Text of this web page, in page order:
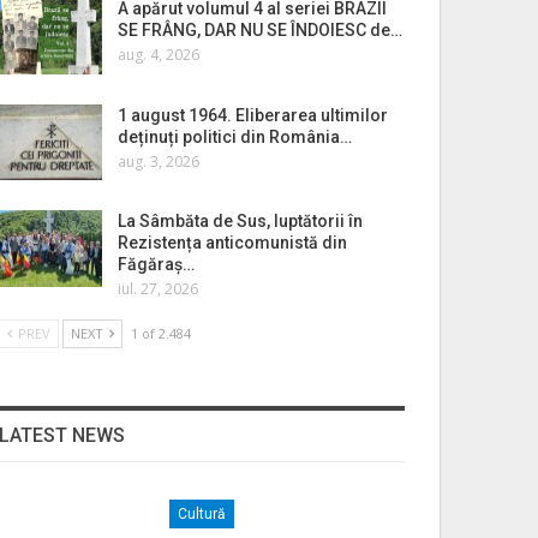
A apărut volumul 4 al seriei BRAZII
SE FRÂNG, DAR NU SE ÎNDOIESC de…
aug. 4, 2026
1 august 1964. Eliberarea ultimilor
deținuți politici din România…
aug. 3, 2026
La Sâmbăta de Sus, luptătorii în
Rezistența anticomunistă din
Făgăraș…
iul. 27, 2026
PREV NEXT 1 of 2.484
NEWS
Cultură